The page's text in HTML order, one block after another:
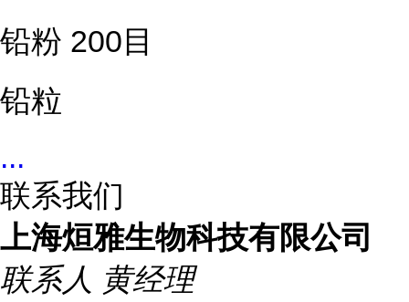
铅粉 200目
铅粒
...
联系我们
上海烜雅生物科技有限公司
联系人 黄经理